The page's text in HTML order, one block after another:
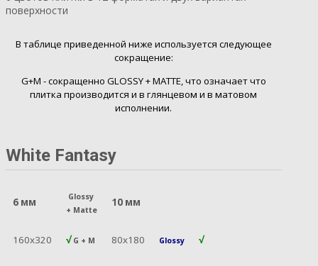
поверхности
В таблице приведенной ниже используется следующее
сокращение:
G+M - сокращенно GLOSSY + MATTE, что означает что
плитка производится и в глянцевом и в матовом
исполнении.
White Fantasy
6 мм
Glossy
+ Matte
10 мм
160х320 √ G + M 80х180 Glossy √